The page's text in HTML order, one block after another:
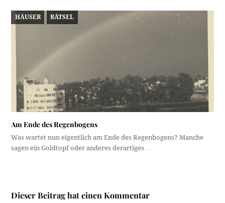
HÄUSER RÄTSEL
Am Ende des Regenbogens
Was wartet nun eigentlich am Ende des Regenbogens? Manche
sagen ein Goldtopf oder anderes derartiges…
Dieser Beitrag hat einen Kommentar